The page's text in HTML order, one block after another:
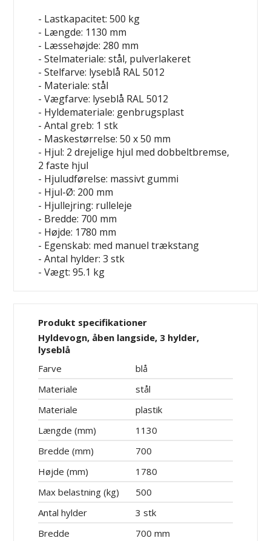
- Lastkapacitet: 500 kg
- Længde: 1130 mm
- Læssehøjde: 280 mm
- Stelmateriale: stål, pulverlakeret
- Stelfarve: lyseblå RAL 5012
- Materiale: stål
- Vægfarve: lyseblå RAL 5012
- Hyldemateriale: genbrugsplast
- Antal greb: 1 stk
- Maskestørrelse: 50 x 50 mm
- Hjul: 2 drejelige hjul med dobbeltbremse,
2 faste hjul
- Hjuludførelse: massivt gummi
- Hjul-Ø: 200 mm
- Hjullejring: rulleleje
- Bredde: 700 mm
- Højde: 1780 mm
- Egenskab: med manuel trækstang
- Antal hylder: 3 stk
- Vægt: 95.1 kg
Produkt specifikationer
Hyldevogn, åben langside, 3 hylder,
lyseblå
Farve
blå
Materiale
stål
Materiale
plastik
Længde (mm)
1130
Bredde (mm)
700
Højde (mm)
1780
Max belastning (kg)
500
Antal hylder
3 stk
Bredde
700 mm